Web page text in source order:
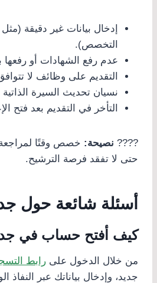
إدخال بيانات غير دقيقة (مثل
التخصص).
عدم رفع الشهادات أو
التقديم على وظائف لا
نسيان تحديث السيرة
التأخر في التقديم بعد فتح
???? نصيحة: خصص وقتًا
حتى لا تفقد فرصة الترشيح.
أسئلة شائعة حول
كيف أفتح حساب في
من خلال الدخول على رابط
جديد، وإدخال بياناتك عبر النفاذ